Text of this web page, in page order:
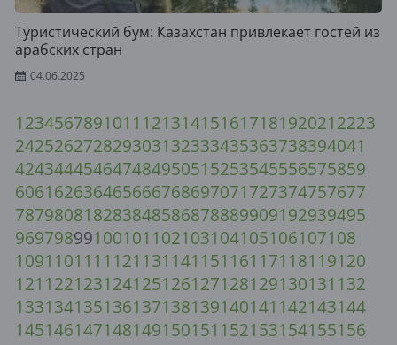
Туристический бум: Казахстан привлекает гостей из
арабских стран
04.06.2025
1234567891011 121314151617181920212223
242526272829303132333435363738394041
424344454647484950515253545556575859
606162636465666768697071727374757677
787980818283848586878889909192939495
96979899100101 102103104105106107108
109110111 112113114115116117118119120
121 122123124125126127128129130131 132
133134135136137138139140141 142143144
145146147148149150151 152153154155156